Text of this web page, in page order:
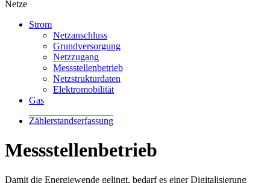
Netze
Strom
Netzanschluss
Grundversorgung
Netzzugang
Messstellenbetrieb
Netzstrukturdaten
Elektromobilität
Gas
Zählerstandserfassung
Messstellenbetrieb
Damit die Energiewende gelingt, bedarf es einer Digitalisierung